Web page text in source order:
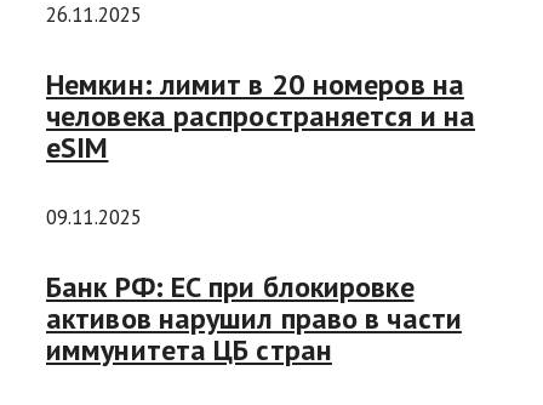
26.11.2025
Немкин: лимит в 20 номеров на
человека распространяется и на
eSIM
09.11.2025
Банк РФ: ЕС при блокировке
активов нарушил право в части
иммунитета ЦБ стран